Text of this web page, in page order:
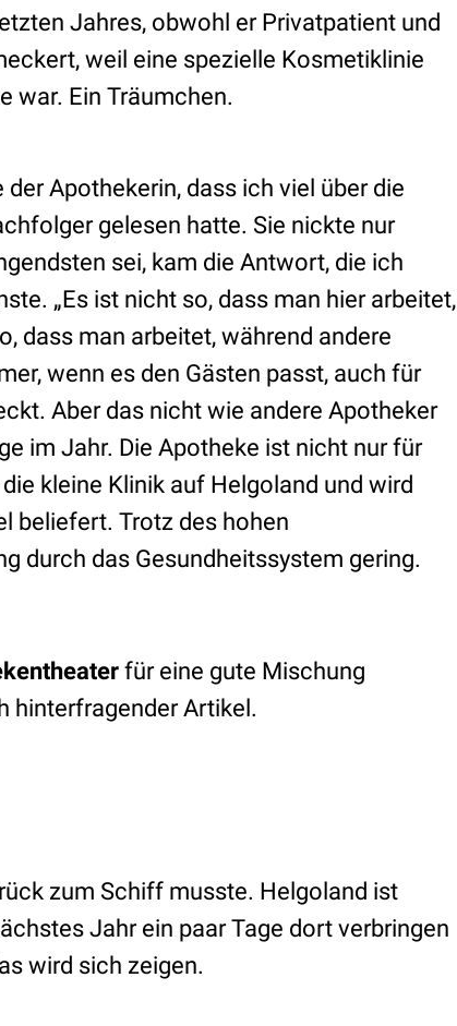
Jahres, obwohl er Privatpatient und
weil eine spezielle Kosmetiklinie
war. Ein Träumchen.
Apothekerin, dass ich viel über die
gelesen hatte. Sie nickte nur
sei, kam die Antwort, die ich
„Es ist nicht so, dass man hier arbeitet,
dass man arbeitet, während andere
wenn es den Gästen passt, auch für
Aber das nicht wie andere Apotheker
im Jahr. Die Apotheke ist nicht nur für
kleine Klinik auf Helgoland und wird
beliefert. Trotz des hohen
durch das Gesundheitssystem gering.
für eine gute Mischung
hinterfragender Artikel.
zum Schiff musste. Helgoland ist
Jahr ein paar Tage dort verbringen
wird sich zeigen.